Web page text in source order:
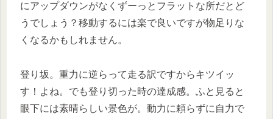
にアップダウンがなくずーっとフラットな所だとど
うでしょう？移動するには楽で良いですが物足りな
くなるかもしれません。
登り坂。重力に逆らって走る訳ですからキツイッ
す！よね。でも登り切った時の達成感。ふと見ると
眼下には素晴らしい景色が。動力に頼らずに自力で